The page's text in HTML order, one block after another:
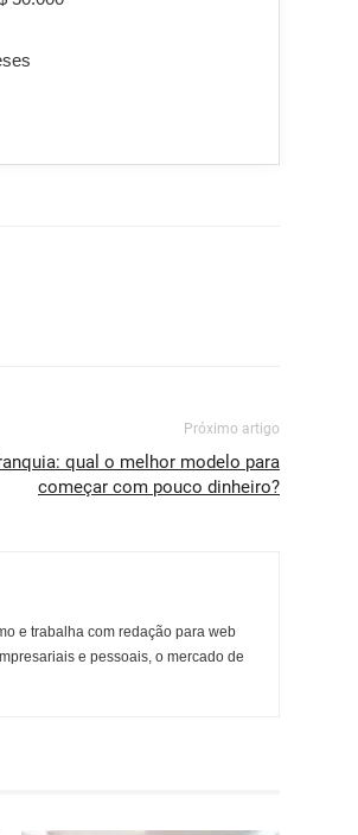
Próximo artigo
qual o melhor modelo para
começar com pouco dinheiro?
e trabalha com redação para web
e pessoais, o mercado de